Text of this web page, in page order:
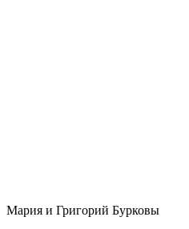
Мария и Григорий Бурковы